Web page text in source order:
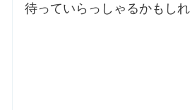
待っていらっしゃるかもしれ